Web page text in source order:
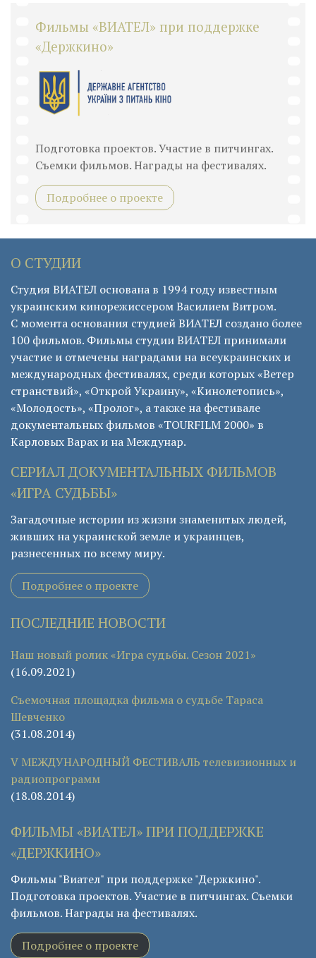
Фильмы «ВИАТЕЛ» при поддержке
«Держкино»
Подготовка проектов. Участие в питчингах.
Съемки фильмов. Награды на фестивалях.
Подробнее о проекте
О СТУДИИ
Студия ВИАТЕЛ основана в 1994 году известным
украинским кинорежиссером Василием Витром.
С момента основания студией ВИАТЕЛ создано более
100 фильмов. Фильмы студии ВИАТЕЛ принимали
участие и отмечены наградами на всеукраинских и
международных фестивалях, среди которых «Ветер
странствий», «Открой Украину», «Кинолетопись»,
«Молодость», «Пролог», а также на фестивале
документальных фильмов «TOURFILM 2000» в
Карловых Варах и на Междунар.
СЕРИАЛ ДОКУМЕНТАЛЬНЫХ ФИЛЬМОВ
«ИГРА СУДЬБЫ»
Загадочные истории из жизни знаменитых людей,
живших на украинской земле и украинцев,
разнесенных по всему миру.
Подробнее о проекте
ПОСЛЕДНИЕ НОВОСТИ
Наш новый ролик «Игра судьбы. Сезон 2021»
(16.09.2021)
Съемочная площадка фильма о судьбе Тараса
Шевченко
(31.08.2014)
V МЕЖДУНАРОДНЫЙ ФЕСТИВАЛЬ телевизионных и
радиопрограмм
(18.08.2014)
ФИЛЬМЫ «ВИАТЕЛ» ПРИ ПОДДЕРЖКЕ
«ДЕРЖКИНО»
Фильмы "Виател" при поддержке "Держкино".
Подготовка проектов. Участие в питчингах. Съемки
фильмов. Награды на фестивалях.
Подробнее о проекте